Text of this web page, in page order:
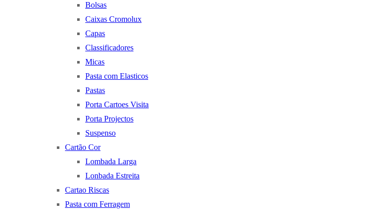
Bolsas
Caixas Cromolux
Capas
Classificadores
Micas
Pasta com Elasticos
Pastas
Porta Cartoes Visita
Porta Projectos
Suspenso
Cartão Cor
Lombada Larga
Lonbada Estreita
Cartao Riscas
Pasta com Ferragem